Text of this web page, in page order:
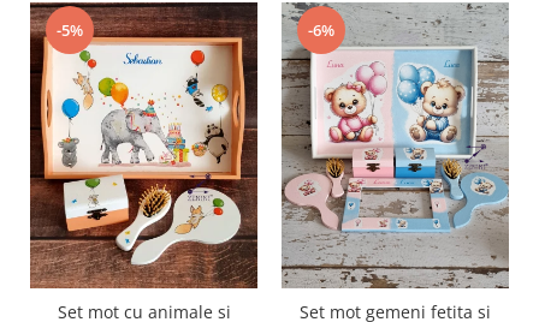
-5%
Set mot cu animale si
-6%
Set mot gemeni fetita si